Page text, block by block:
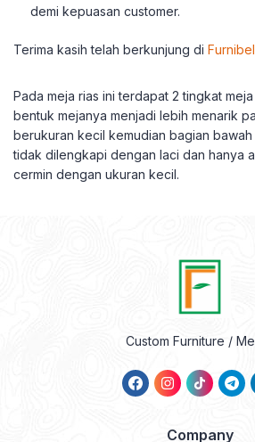
demi kepuasan customer.
Terima kasih telah berkunjung di
Pada meja rias ini terdapat 2 tingkat
bentuk mejanya menjadi lebih menarik
berukuran kecil kemudian bagian bawah
tidak dilengkapi dengan laci dan hanya
cermin dengan ukuran kecil.
Custom Furniture /
Company